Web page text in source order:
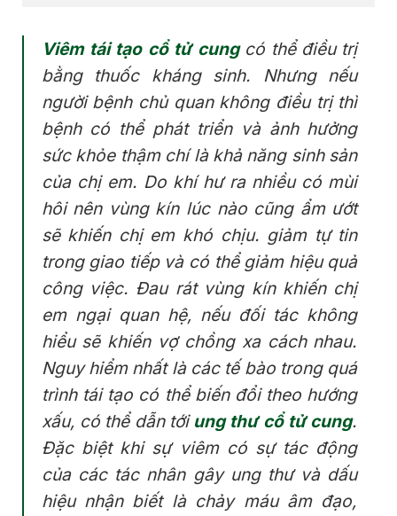
Viêm tái tạo cổ tử cungcó thể điều trị
bằng thuốc kháng sinh. Nhưng nếu
người bệnh chủ quan không điều trị thì
bệnh có thể phát triển và ảnh hưởng
sức khỏe thậm chí là khả năng sinh sản
của chị em. Do khí hư ra nhiều có mùi
hôi nên vùng kín lúc nào cũng ẩm ướt
sẽ khiến chị em khó chịu. giảm tự tin
trong giao tiếp và có thể giảm hiệu quả
công việc. Đau rát vùng kín khiến chị
em ngại quan hệ, nếu đối tác không
hiểu sẽ khiến vợ chồng xa cách nhau.
Nguy hiểm nhất là các tế bào trong quá
trình tái tạo có thể biến đổi theo hướng
xấu, có thể dẫn tới ung thư cổ tử cung.
Đặc biệt khi sự viêm có sự tác động
của các tác nhân gây ung thư và dấu
hiệu nhận biết là chảy máu âm đạo,